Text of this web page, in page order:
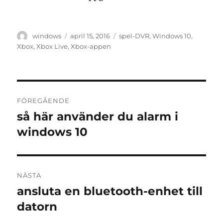
Författare
windows
Publicerat
den
april 15, 2016 Etiketter
spel-DVR,Windows 10,
Xbox,Xbox Live,Xbox-appen
FÖREGÅENDE
Föregående
inlägg:
så här använder du alarm i
windows 10
NÄSTA
Nästa
inlägg:
ansluta en bluetooth-enhet till
datorn